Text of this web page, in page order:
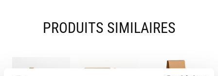
PRODUITS SIMILAIRES